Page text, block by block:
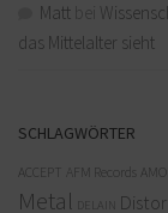
Matt
das Mittelalter sieht
SCHLAGWÖRTER
ACCEPT AFM Records
Metal
DELAIN